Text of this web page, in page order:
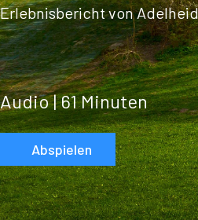
Erlebnisbericht von
Audio | 61 Minuten
Abspielen